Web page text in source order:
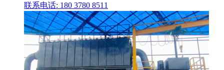
联系电话: 180 3780 8511